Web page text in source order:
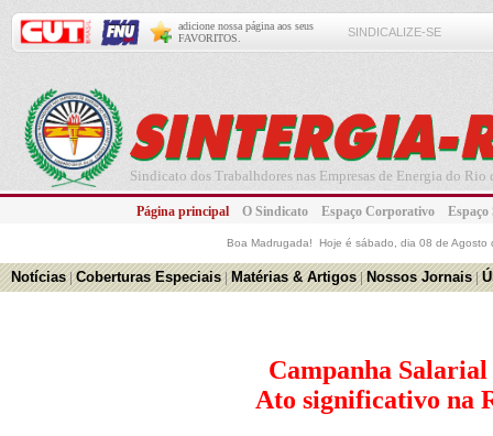
adicione nossa página aos seus
FAVORITOS.
SINDICALIZE-SE
Sindicato dos Trabalhdores nas Empresas de Energia do Rio
Página principal O Sindicato Espaço Corporativo
Boa Madrugada! Hoje ésábado, dia 08 de Agosto
Notícias|Coberturas Especiais|Matérias & Artigos|Nossos Jornais|
Campanha
Ato significativo na